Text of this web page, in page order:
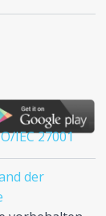
IEC 27001
der